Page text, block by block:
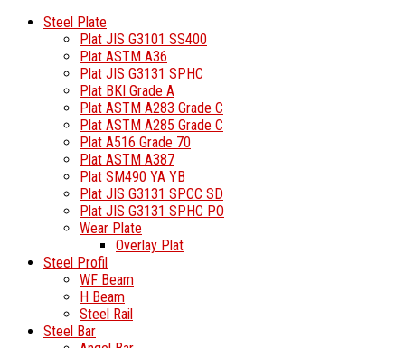
Steel Plate
Plat JIS G3101 SS400
Plat ASTM A36
Plat JIS G3131 SPHC
Plat BKI Grade A
Plat ASTM A283 Grade C
Plat ASTM A285 Grade C
Plat A516 Grade 70
Plat ASTM A387
Plat SM490 YA YB
Plat JIS G3131 SPCC SD
Plat JIS G3131 SPHC PO
Wear Plate
Overlay Plat
Steel Profil
WF Beam
H Beam
Steel Rail
Steel Bar